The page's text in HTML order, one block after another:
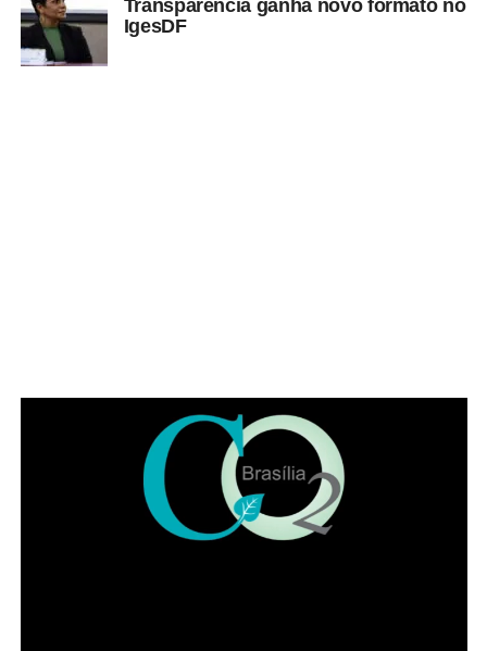
Transparência ganha novo formato no
IgesDF